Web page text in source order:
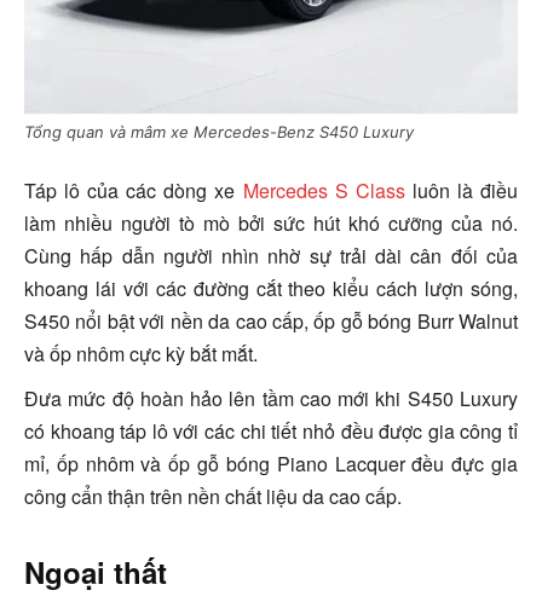
Tổng quan và mâm xe Mercedes-Benz S450 Luxury
Táp lô của các dòng xe Mercedes S Classluôn là điều
làm nhiều người tò mò bởi sức hút khó cưỡng của nó.
Cùng hấp dẫn người nhìn nhờ sự trải dài cân đối của
khoang lái với các đường cắt theo kiểu cách lượn sóng,
S450 nổi bật với nền da cao cấp, ốp gỗ bóng Burr Walnut
và ốp nhômcực kỳ bắt mắt.
Đưa mức độ hoàn hảo lên tầm cao mới khi S450 Luxury
có khoang táp lôvới các chi tiết nhỏ đều được gia công tỉ
mỉ, ốp nhôm và ốp gỗ bóng Piano Lacquer đều đực gia
công cẩn thận trên nền chất liệu da cao cấp.
Ngoại thất